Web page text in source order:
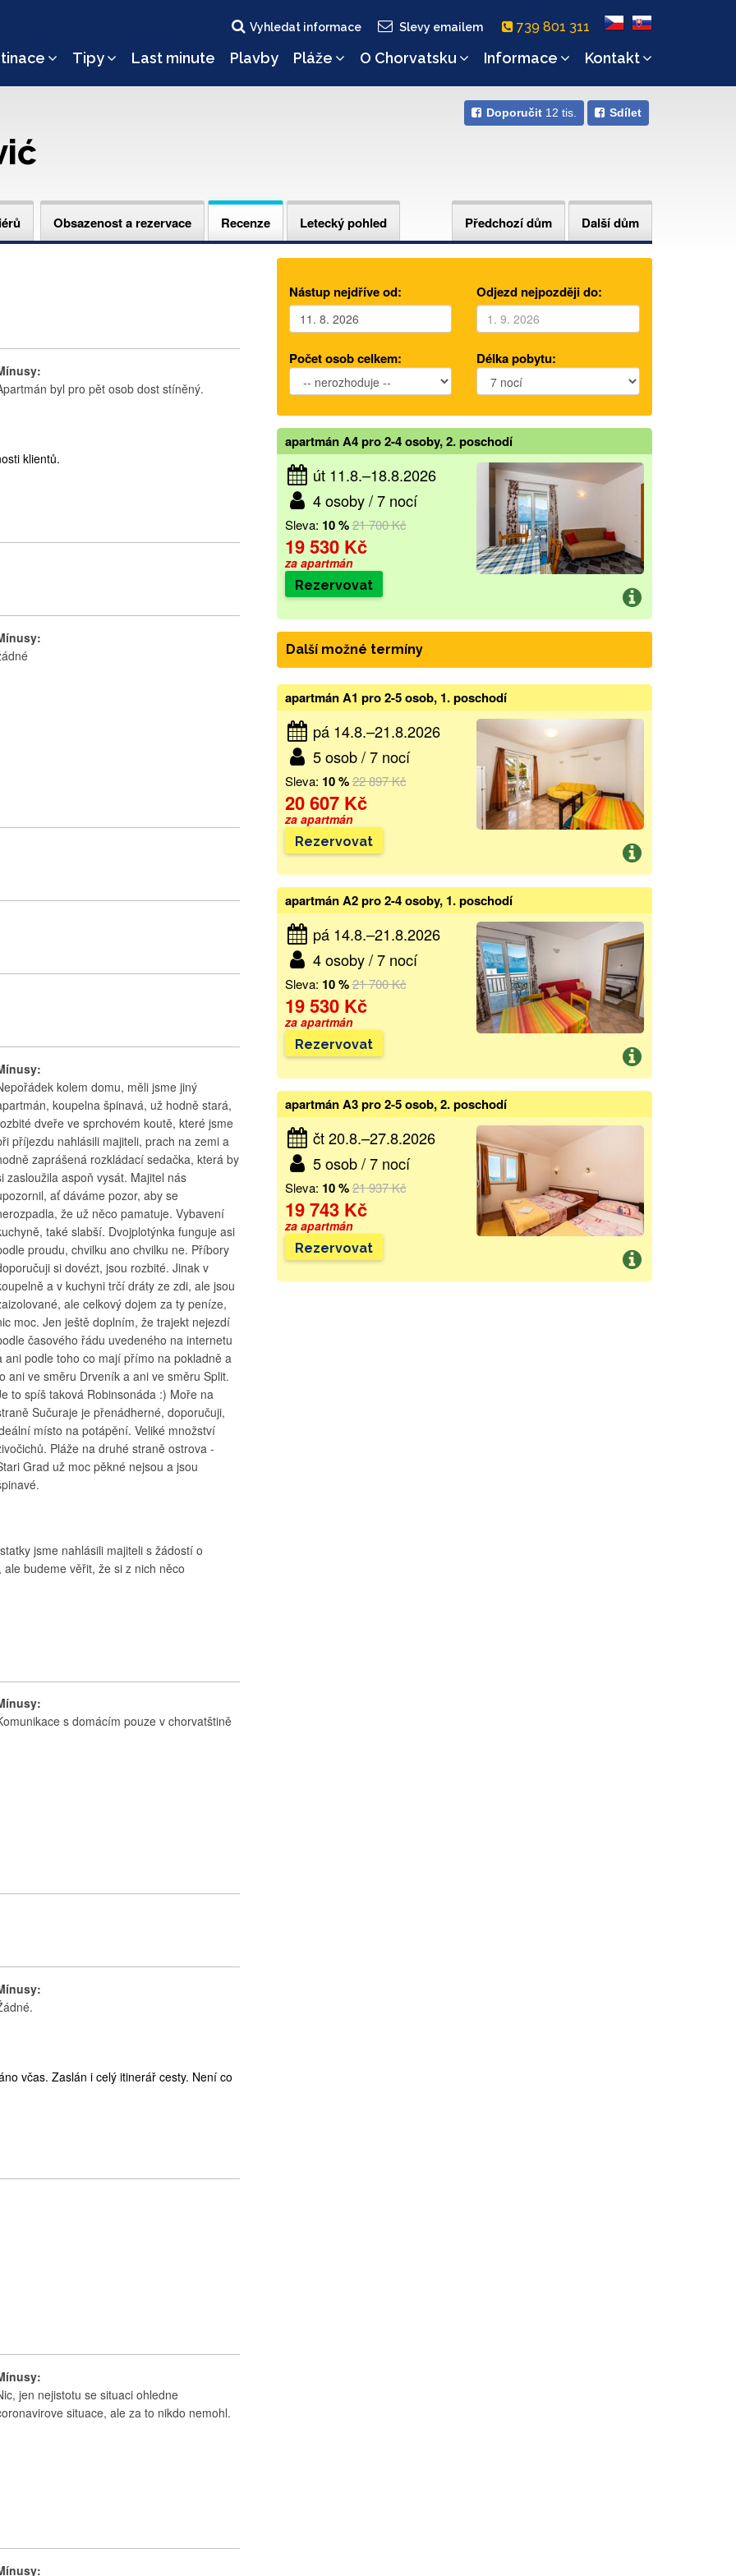
Vyhledat informace Slevy emailem 739 801 311
Tipy Last minute Plavby Pláže O Chorvatsku Informace Kontakt
Doporučit 12 tis. Sdílet
Předchozí dům Další dům
Obsazenost a rezervace Recenze Letecký pohled
byl pro pět osob dost stíněný.
klientů.
kolem domu, měli jsme jiný
koupelna špinavá, už hodně stará,
dveře ve sprchovém koutě, které jsme
příjezdu nahlásili majiteli, prach na zemi a
zaprášená rozkládací sedačka, která by
zasloužila aspoň vysát. Majitel nás
ať dáváme pozor, aby se
že už něco pamatuje. Vybavení
také slabší. Dvojplotýnka funguje asi
proudu, chvilku ano chvilku ne. Příbory
si dovézt, jsou rozbité. Jinak v
a v kuchyni trčí dráty ze zdi, ale jsou
ale celkový dojem za ty peníze,
moc. Jen ještě doplním, že trajekt nejezdí
časového řádu uvedeného na internetu
ani podle toho co mají přímo na pokladně a
ani ve směru Drveník a ani ve směru Split.
to spíš taková Robinsonáda :) Moře na
Sučuraje je přenádherné, doporučuji,
místo na potápění. Veliké množství
Pláže na druhé straně ostrova -
Grad už moc pěkné nejsou a jsou
jsme nahlásili majiteli s žádostí o
budeme věřit, že si z nich něco
s domácím pouze v chorvatštině
včas. Zaslán i celý itinerář cesty. Není co
jen nejistotu se situaci ohledne
situace, ale za to nikdo nemohl.
Nástup nejdříve od: Odjezd nejpozději do:
Počet osob celkem: Délka pobytu:
apartmán A4 pro 2-4 osoby, 2. poschodí
út 11.8.–18.8.2026
4 osoby / 7 nocí
Sleva: 10 %21 700 Kč
19 530 Kč
za apartmán
Rezervovat
Další možné termíny
apartmán A1 pro 2-5 osob, 1. poschodí
pá 14.8.–21.8.2026
5 osob / 7 nocí
Sleva: 10 %22 897 Kč
20 607 Kč
za apartmán
Rezervovat
apartmán A2 pro 2-4 osoby, 1. poschodí
pá 14.8.–21.8.2026
4 osoby / 7 nocí
Sleva: 10 %21 700 Kč
19 530 Kč
za apartmán
Rezervovat
apartmán A3 pro 2-5 osob, 2. poschodí
čt 20.8.–27.8.2026
5 osob / 7 nocí
Sleva: 10 %21 937 Kč
19 743 Kč
za apartmán
Rezervovat